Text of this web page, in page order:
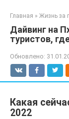
Главная » Жизнь за
Дайвинг на
туристов,
Обновлено:
Какая
2022